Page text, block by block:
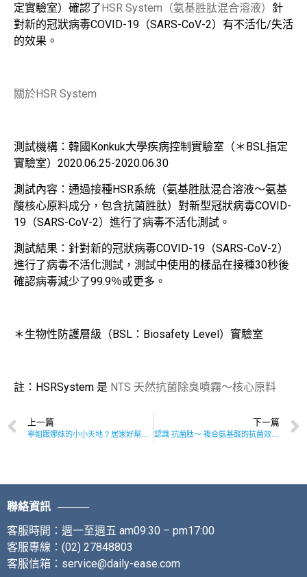
定實驗室）確認了HSR System（氨基胜肽混合溶液） 針
對新的冠狀病毒COVID-19（SARS-CoV-2）有不活化/失活
的效果。
關於HSR System
測試機構：韓國Konkuk大學疾病控制實驗室（＊BSL指定
實驗室）2020.06.25-2020.06.30
測試內容：通過接種HSR系統（氨基胜肽混合溶液～氨基
酸核心原料成分，包含抗菌胜肽）對新型冠狀病毒COVID-
19（SARS-CoV-2）進行了病毒不活化測試。
測試結果：針對新的冠狀病毒COVID-19（SARS-CoV-2）
進行了病毒不活化測試，測試中使用的樣品在接種30秒後
確認病毒減少了99.9％或更多。
＊生物性防護層級（BSL：Biosafety Level）實驗室
註：HSRSystem 是 NTS 天然抗菌除臭噴霧～核心原料
上一篇 下一篇
認識 抗菌肽～ 複合氨基酸的抗菌效果！！
聯絡資訊
客服時間：週一至週五 am09:30 – pm17:00
客服專線：(02) 27848803
客服信箱：service@daily-ease.com